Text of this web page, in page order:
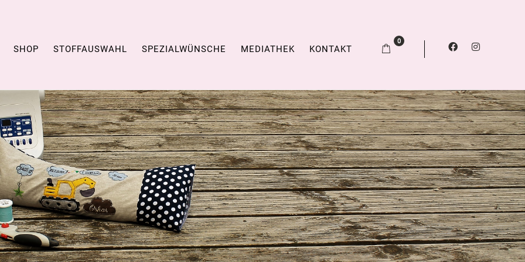
SHOP STOFFAUSWAHL SPEZIALWÜNSCHE MEDIATHEK KONTAKT
0